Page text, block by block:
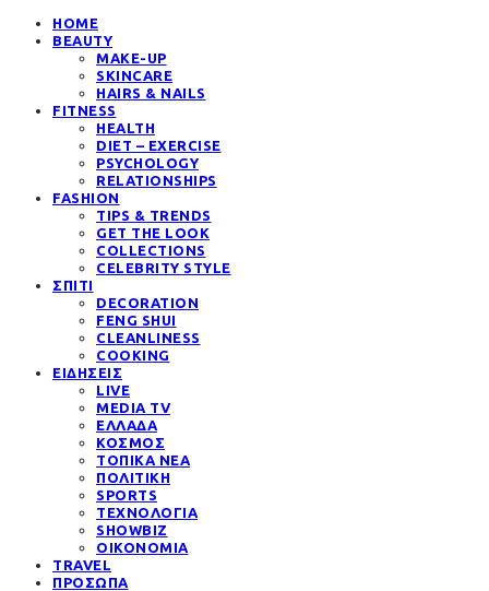
HOME
BEAUTY
MAKE-UP
SKINCARE
HAIRS & NAILS
FITNESS
HEALTH
DIET – EXERCISE
PSYCHOLOGY
RELATIONSHIPS
FASHION
TIPS & TRENDS
GET THE LOOK
COLLECTIONS
CELEBRITY STYLE
ΣΠΙΤΙ
DECORATION
FENG SHUI
CLEANLINESS
COOKING
ΕΙΔΗΣΕΙΣ
LIVE
MEDIA TV
ΕΛΛΑΔΑ
ΚΟΣΜΟΣ
ΤΟΠΙΚΑ ΝΕΑ
ΠΟΛΙΤΙΚΗ
SPORTS
ΤΕΧΝΟΛΟΓΙΑ
SHOWBIZ
ΟΙΚΟΝΟΜΙΑ
TRAVEL
ΠΡΟΣΩΠΑ